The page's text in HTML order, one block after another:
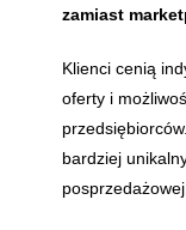
zamiast
Klienci cenią
oferty i
bardziej
posprzedażowej.